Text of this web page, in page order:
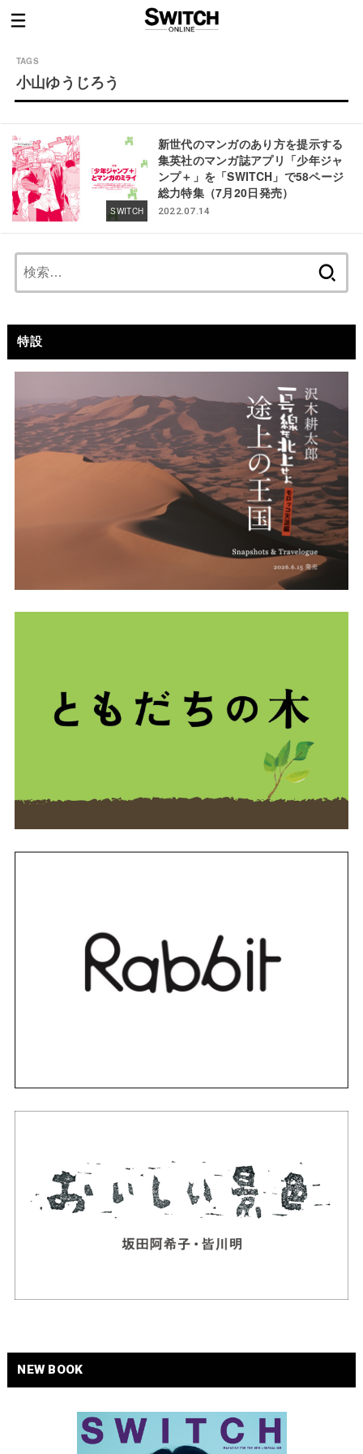
小山ゆうじろう
SWITCH
新世代のマンガのあり方を提示する
集英社のマンガ誌アプリ「少年ジャ
ンプ＋」を「SWITCH」で58ページ
総力特集（7月20日発売）
2022.07.14
特設
NEW BOOK